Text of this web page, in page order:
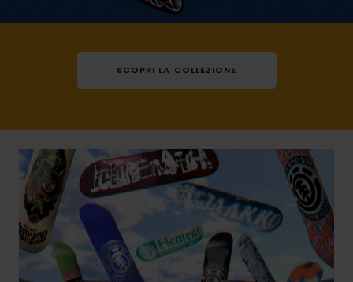
SCOPRI LA COLLEZIONE